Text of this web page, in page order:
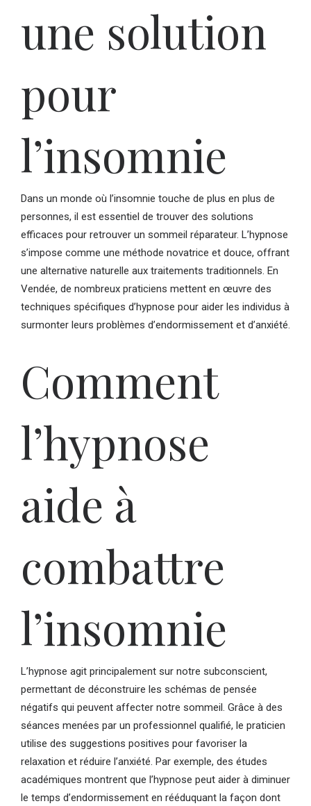
une solution
pour
l’insomnie
Dans un monde où l’insomnie touche de plus en plus de
personnes, il est essentiel de trouver des solutions
efficaces pour retrouver un sommeil réparateur. L’hypnose
s’impose comme une méthode novatrice et douce, offrant
une alternative naturelle aux traitements traditionnels. En
Vendée, de nombreux praticiens mettent en œuvre des
techniques spécifiques d’hypnose pour aider les individus à
surmonter leurs problèmes d’endormissement et d’anxiété.
Comment
l’hypnose
aide à
combattre
l’insomnie
L’hypnose agit principalement sur notre subconscient,
permettant de déconstruire les schémas de pensée
négatifs qui peuvent affecter notre sommeil. Grâce à des
séances menées par un professionnel qualifié, le praticien
utilise des suggestions positives pour favoriser la
relaxation et réduire l’anxiété. Par exemple, des études
académiques montrent que l’hypnose peut aider à diminuer
le temps d’endormissement en rééduquant la façon dont